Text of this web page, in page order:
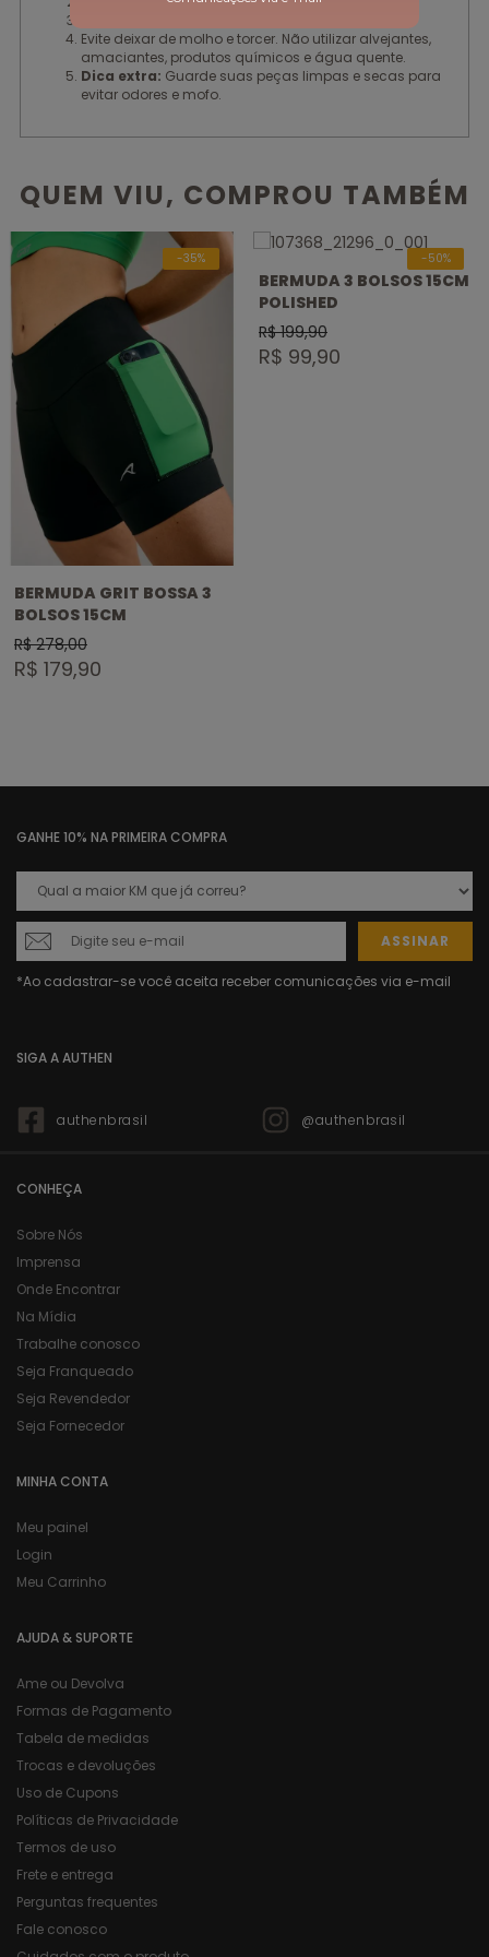
Evite deixar de molho e torcer. Não utilizar alvejantes,
amaciantes, produtos químicos e água quente.
Dica extra: Guarde suas peças limpas e secas para
evitar odores e mofo.
QUEM VIU, COMPROU TAMBÉM
BERMUDA GRIT BOSSA 3
BOLSOS 15CM
R$ 278,00
R$ 179,90
-35%
BERMUDA 3 BOLSOS 15CM
POLISHED
R$ 199,90
R$ 99,90
-50%
GANHE 10% NA PRIMEIRA COMPRA
ASSINAR
SIGA A AUTHEN
authenbrasil @authenbrasil
CONHEÇA
Sobre Nós
Imprensa
Onde Encontrar
Na Mídia
Trabalhe conosco
Seja Franqueado
Seja Revendedor
Seja Fornecedor
MINHA CONTA
Meu painel
Login
Meu Carrinho
AJUDA & SUPORTE
Ame ou Devolva
Formas de Pagamento
Tabela de medidas
Trocas e devoluções
Uso de Cupons
Políticas de Privacidade
Termos de uso
Frete e entrega
Perguntas frequentes
Fale conosco